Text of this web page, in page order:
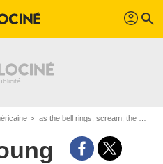
profil search
as the bell rings, scream, the blazing world dit Carlson Young